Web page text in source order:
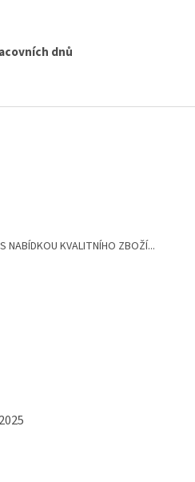
dnů
NABÍDKOU KVALITNÍHO ZBOŽÍ...